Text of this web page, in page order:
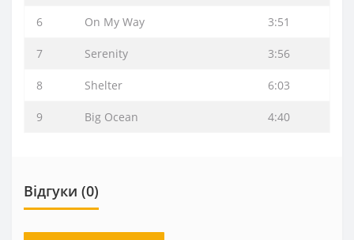
6 On My Way 3:51
7 Serenity 3:56
8 Shelter 6:03
9 Big Ocean 4:40
Відгуки (0)